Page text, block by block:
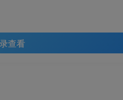
查看